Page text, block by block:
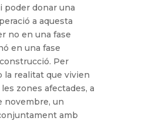
poder donar una
a aquesta
no en una fase
en una fase
Per
la realitat que vivien
zones afectades, a
novembre, un
amb